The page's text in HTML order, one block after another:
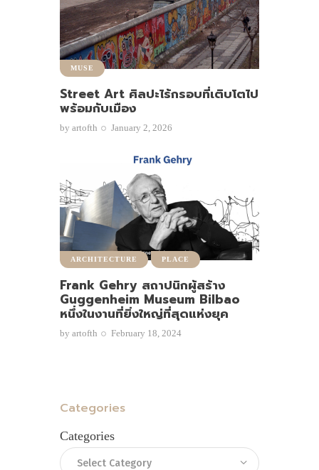
MUSE
Street Art ศิลปะไร้กรอบที่เติบโตไป
พร้อมกับเมือง
by artofth January 2, 2026
ARCHITECTURE PLACE
Frank Gehry สถาปนิกผู้สร้าง
Guggenheim Museum Bilbao
หนึ่งในงานที่ยิ่งใหญ่ที่สุดแห่งยุค
by artofth February 18, 2024
Categories
Categories